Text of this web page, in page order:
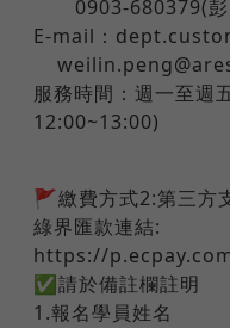
0903-680379(彭
E-mail：
服務時間：週一至週
12:00~13:00)
🚩繳費方式2:第三方
綠界匯款連結:
https://
✅請於備註欄註明
1.報名學員姓名